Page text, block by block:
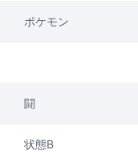
ポケモン
闘
状態B